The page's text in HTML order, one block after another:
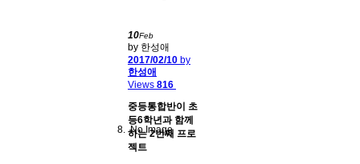
10Feb
by 한성애
2017/02/10 by
한성애
Views 816
중등통합반이 초
등6학년과 함께
하는 2번째 프로
젝트
No Image